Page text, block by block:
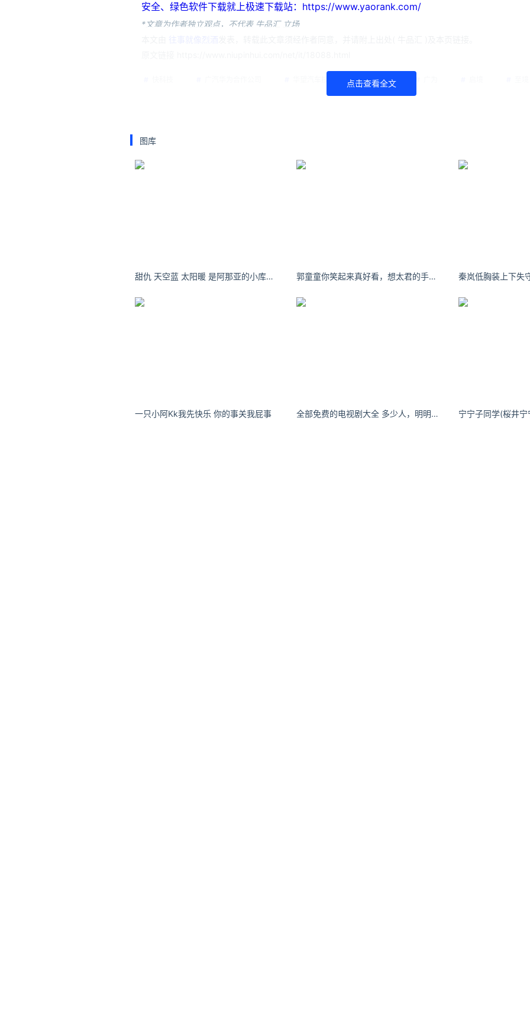
安全、绿色软件下载就上极速下载站：https://www.yaorank.com/
*文章为作者独立观点，不代表 牛品汇 立场
华望汽车技术（广州）有限公司
点击查看全文
图库
甜仇 天空蓝 太阳暖 是阿那亚的小库存没错啦！ ​​​​ 郭童童你笑起来真好看，想太君的手榴弹。 秦岚低胸装上下失
一只小阿Kk我先快乐 你的事关我屁事 全部免费的电视剧大全 多少人，明明分手了，却还爱着。